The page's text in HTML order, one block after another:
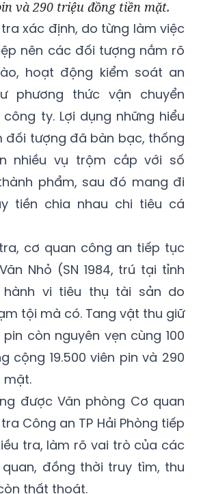
và 290 triệu đồng tiền mặt.
xác định, do từng làm việc
nên các đối tượng nắm rõ
hoạt động kiểm soát an
phương thức vận chuyển
ty. Lợi dụng những hiểu
đối tượng đã bàn bạc, thống
nhiều vụ trộm cắp với số
phẩm, sau đó mang đi
tiền chia nhau chi tiêu cá
cơ quan công an tiếp tục
Nhỏ (SN 1984, trú tại tỉnh
hành vi tiêu thụ tài sản do
tội mà có. Tang vật thu giữ
còn nguyên vẹn cùng 100
cộng 19.500 viên pin và 290
mặt.
được Văn phòng Cơ quan
Công an TP Hải Phòng tiếp
tra, làm rõ vai trò của các
đồng thời truy tìm, thu
thất thoát.